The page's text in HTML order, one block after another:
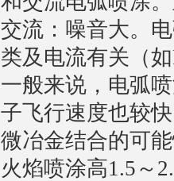
交流：噪音大。
类及电流有关（
一般来说，电弧
子飞行速度也较
微冶金结合的可
火焰喷涂高1.5～